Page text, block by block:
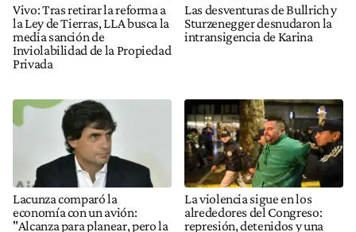
Vivo: Tras retirar la reforma a
la Ley de Tierras, LLA busca la
media sanción de
Inviolabilidad de la Propiedad
Privada
Las desventuras de Bullrich y
Sturzenegger desnudaron la
intransigencia de Karina
Lacunza comparó la
economía con un avión:
"Alcanza para planear, pero la
La violencia sigue en los
alrededores del Congreso:
represión, detenidos y una